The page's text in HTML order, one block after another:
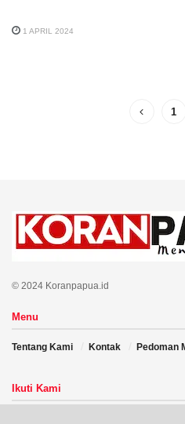
1 APRIL 2024
1
© 2024 Koranpapua.id
Menu
Tentang Kami Kontak Pedoman
Ikuti Kami